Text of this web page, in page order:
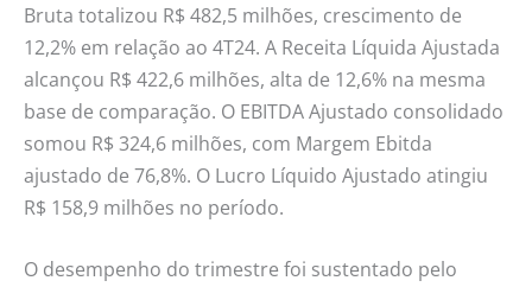
Bruta totalizou R$ 482,5 milhões, crescimento de
12,2% em relação ao 4T24. A Receita Líquida Ajustada
alcançou R$ 422,6 milhões, alta de 12,6% na mesma
base de comparação. O EBITDA Ajustado consolidado
somou R$ 324,6 milhões, com Margem Ebitda
ajustado de 76,8%. O Lucro Líquido Ajustado atingiu
R$ 158,9 milhões no período.
O desempenho do trimestre foi sustentado pelo